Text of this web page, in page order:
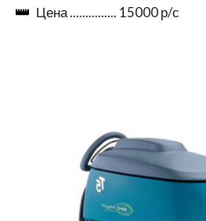
Цена ............... 15000 р/с